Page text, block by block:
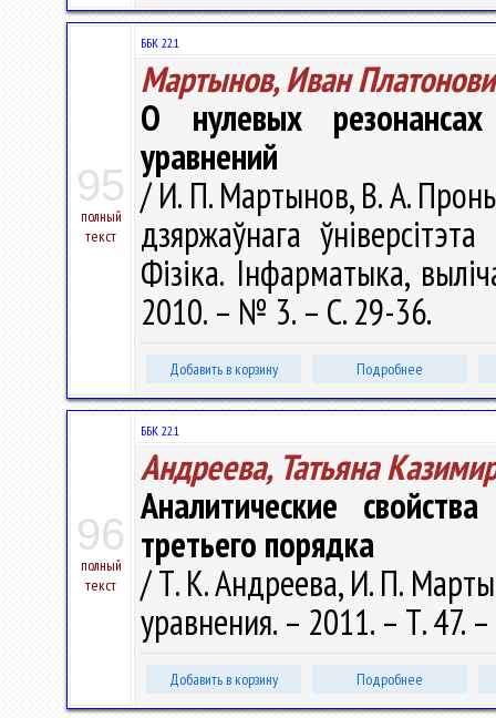
95
полный
текст
ББК 22.1
Мартынов, Иван
О нулевых
уравнений
/ И. П. Мартынов, В. А.
дзяржаўнага
Фізіка. Інфарматыка,
2010. – № 3. – С. 29-36.
Добавить в корзину Подробнее
96
полный
текст
ББК 22.1
Андреева, Татьяна
Аналитические
третьего порядка
/ Т. К. Андреева, И. П.
уравнения. – 2011. – Т.
Добавить в корзину Подробнее